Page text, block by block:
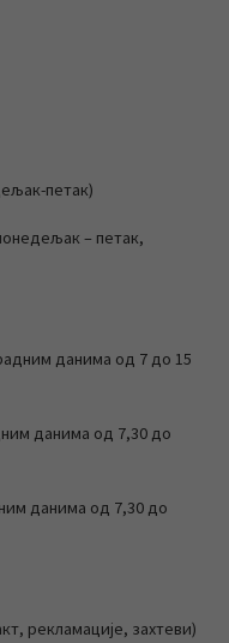
петак)
– петак,
данима од 7 до 15
данима од 7,30 до
данима од 7,30 до
рекламације, захтеви)